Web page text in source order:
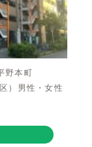
野本町
）男性・女性